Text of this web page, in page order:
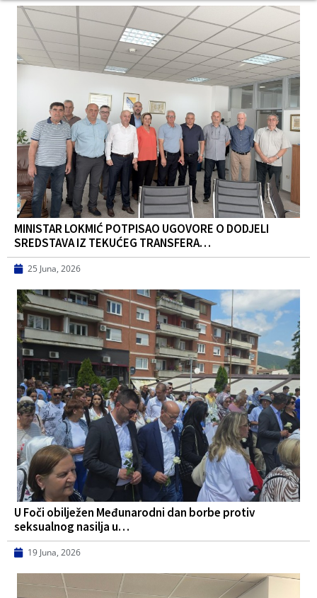
MINISTAR LOKMIĆ POTPISAO UGOVORE O DODJELI
SREDSTAVA IZ TEKUĆEG TRANSFERA…
25 Juna, 2026
U Foči obilježen Međunarodni dan borbe protiv
seksualnog nasilja u…
19 Juna, 2026